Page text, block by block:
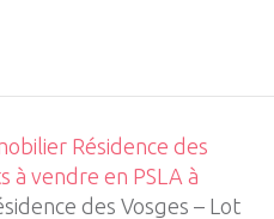
Résidence des
à vendre en PSLA à
des Vosges – Lot